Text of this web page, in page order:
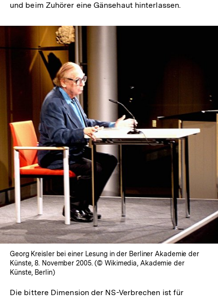
und beim Zuhörer eine Gänsehaut hinterlassen.
In
Lightbox
öffnen
Georg Kreisler bei einer Lesung in der Berliner Akademie der
Künste, 8. November 2005. (© Wikimedia, Akademie der
Künste, Berlin)
Die bittere Dimension der NS-Verbrechen ist für